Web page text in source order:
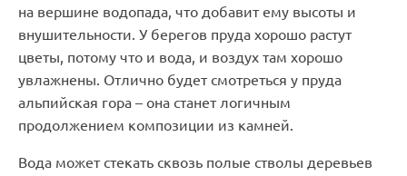
на вершине водопада, что добавит ему высоты и
внушительности. У берегов пруда хорошо растут
цветы, потому что и вода, и воздух там хорошо
увлажнены. Отлично будет смотреться у пруда
альпийская гора – она станет логичным
продолжением композиции из камней.
Вода может стекать сквозь полые стволы деревьев